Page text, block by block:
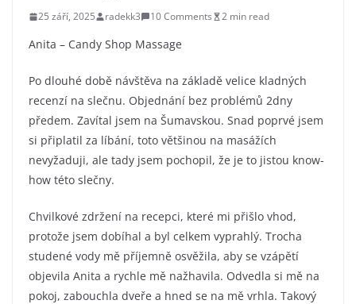
25 září, 2025 radekk3 10 Comments 2 min read
Anita – Candy Shop Massage
Po dlouhé době návštěva na základě velice kladných
recenzí na slečnu. Objednání bez problémů 2dny
předem. Zavítal jsem na Šumavskou. Snad poprvé jsem
si připlatil za líbání, toto většinou na masážích
nevyžaduji, ale tady jsem pochopil, že je to jistou know-
how této slečny.
Chvilkové zdržení na recepci, které mi přišlo vhod,
protože jsem dobíhal a byl celkem vyprahlý. Trocha
studené vody mě příjemně osvěžila, aby se vzápětí
objevila Anita a rychle mě nažhavila. Odvedla si mě na
pokoj, zabouchla dveře a hned se na mě vrhla. Takový